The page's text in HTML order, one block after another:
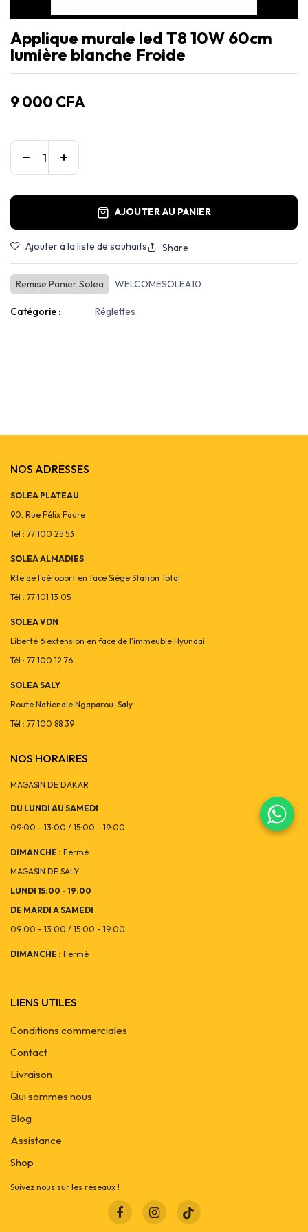
Applique murale led T8 10W 60cm
lumière blanche Froide
9 000 CFA
AJOUTER AU PANIER
Ajouter à la liste de souhaits Share
Remise Panier Solea WELCOMESOLEA10
Catégorie : Réglettes
NOS ADRESSES
SOLEA PLATEAU
90, Rue Félix Faure
Tél : 77 100 25 53
SOLEA ALMADIES
Rte de l'aéroport en face Siège Station Total
Tél : 77 101 13 05
SOLEA VDN
Liberté 6 extension en face de l'immeuble Hyundai
Tél : 77 100 12 76
SOLEA SALY
Route Nationale Ngaparou-Saly
Tél : 77 100 88 39
NOS HORAIRES
MAGASIN DE DAKAR
DU LUNDI AU SAMEDI
09:00 - 13:00 / 15:00 - 19:00
DIMANCHE : Fermé
MAGASIN DE SALY
LUNDI 15:00 - 19:00
DE MARDI A SAMEDI
09:00 - 13:00 / 15:00 - 19:00
DIMANCHE : Fermé
LIENS UTILES
Conditions commerciales
Contact
Livraison
Qui sommes nous
Blog
Assistance
Shop
Suivez nous sur les réseaux !